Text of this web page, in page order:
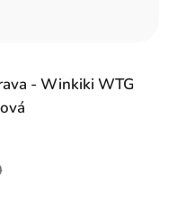
- Winkiki WTG